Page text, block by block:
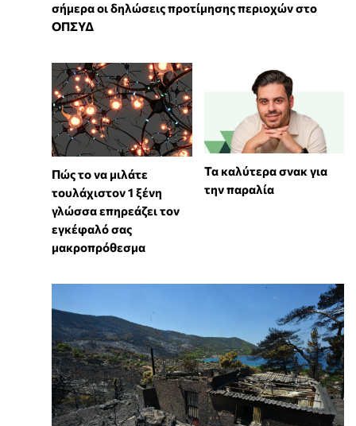
σήμερα οι δηλώσεις προτίμησης περιοχών στο
ΟΠΣΥΔ
⁠Πώς το να μιλάτε
τουλάχιστον 1 ξένη
γλώσσα επηρεάζει τον
εγκέφαλό σας
μακροπρόθεσμα
Τα καλύτερα σνακ για
την παραλία